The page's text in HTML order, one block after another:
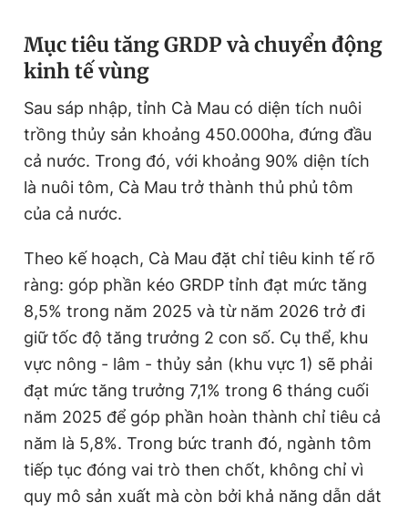
Giấy phép xuất bản số 110/GP - BTTTT cấp ngày 24.3.2020
© 2003-2026 Bản quyền thuộc về Báo Thanh Niên. Cấm sao
chép dưới mọi hình thức nếu không có sự chấp thuận bằng văn
bản. Phát triển bởi ePi Technologies, JSC.
Mục tiêu tăng GRDP và chuyển động
kinh tế vùng
Sau sáp nhập, tỉnh Cà Mau có diện tích nuôi
trồng thủy sản khoảng 450.000ha, đứng đầu
cả nước. Trong đó, với khoảng 90% diện tích
là nuôi tôm, Cà Mau trở thành thủ phủ tôm
của cả nước.
Theo kế hoạch, Cà Mau đặt chỉ tiêu kinh tế rõ
ràng: góp phần kéo GRDP tỉnh đạt mức tăng
8,5% trong năm 2025 và từ năm 2026 trở đi
giữ tốc độ tăng trưởng 2 con số. Cụ thể, khu
vực nông - lâm - thủy sản (khu vực 1) sẽ phải
đạt mức tăng trưởng 7,1% trong 6 tháng cuối
năm 2025 để góp phần hoàn thành chỉ tiêu cả
năm là 5,8%. Trong bức tranh đó, ngành tôm
tiếp tục đóng vai trò then chốt, không chỉ vì
quy mô sản xuất mà còn bởi khả năng dẫn dắt